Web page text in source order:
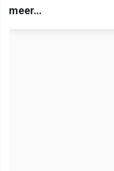
meer…